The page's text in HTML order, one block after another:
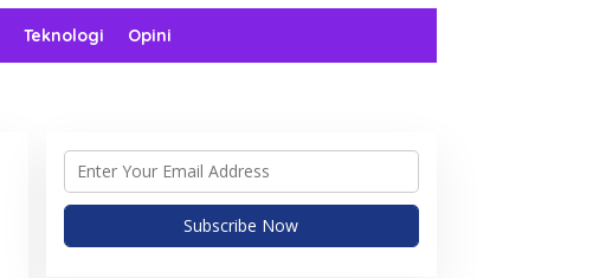
Teknologi Opini